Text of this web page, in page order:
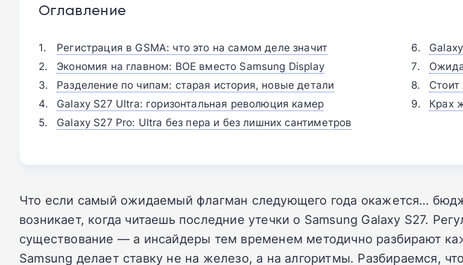
Оглавление
Регистрация в GSMA: что это на самом деле значит
Экономия на главном: BOE вместо Samsung Display
Разделение по чипам: старая история, новые детали
Galaxy S27 Ultra: горизонтальная революция камер
Galaxy S27 Pro: Ultra без пера и без лишних сантиметров
Стоит
Крах
Что если самый ожидаемый флагман следующего года окажется…
возникает, когда читаешь последние утечки о Samsung Galaxy S27.
существование — а инсайдеры тем временем методично разбирают
Samsung делает ставку не на железо, а на алгоритмы. Разбираемся,